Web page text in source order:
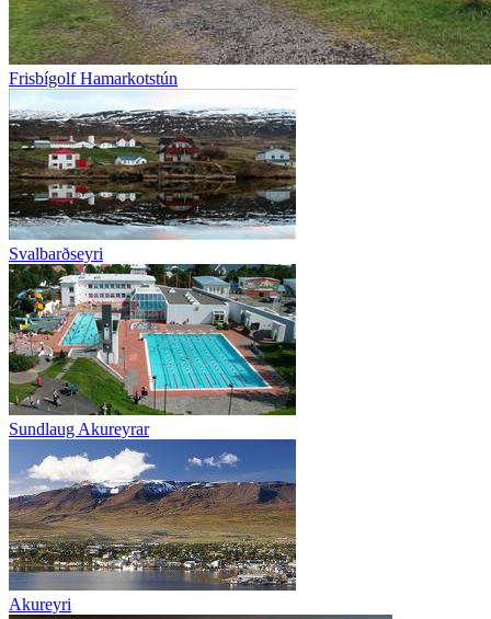
Frisbígolf Hamarkotstún
Svalbarðseyri
Sundlaug Akureyrar
Akureyri